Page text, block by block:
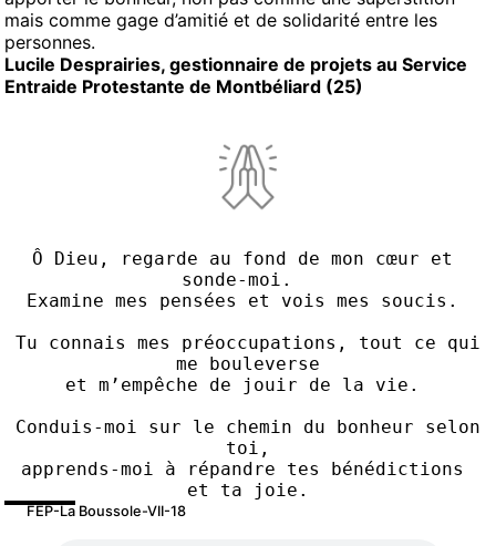
mais comme gage d’amitié et de solidarité entre les
personnes.
Lucile Desprairies, gestionnaire de projets au Service
Entraide Protestante de Montbéliard (25)
Ô Dieu, regarde au fond de mon cœur et
sonde-moi.
Examine mes pensées et vois mes soucis.
Tu connais mes préoccupations, tout ce qui
me bouleverse
et m’empêche de jouir de la vie.
Conduis-moi sur le chemin du bonheur selon
toi,
apprends-moi à répandre tes bénédictions
et ta joie.
FEP-La Boussole-VII-18